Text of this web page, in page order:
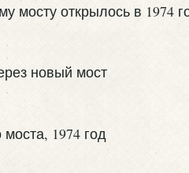
мосту открылось в 1974